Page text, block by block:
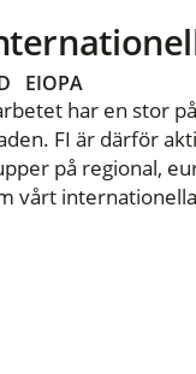
EIOPA
har en stor
FI är därför
på regional,
vårt